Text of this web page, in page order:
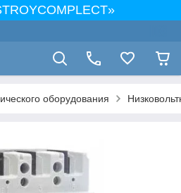
оборудования